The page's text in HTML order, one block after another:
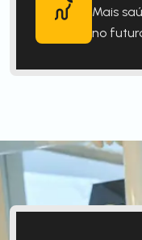
Mais
no